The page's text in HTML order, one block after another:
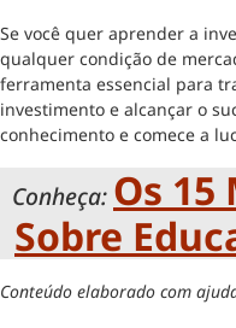
Se você quer aprender a
qualquer condição de
ferramenta essencial para
investimento e alcançar o
conhecimento e comece a
Conheça: Os
Sobre
Conteúdo elaborado com